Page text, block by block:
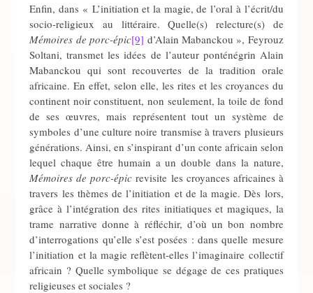
Enfin, dans « L’initiation et la magie, de l’oral à l’écrit/du
socio-religieux au littéraire. Quelle(s) relecture(s) de
Mémoires de porc-épic[9] d’Alain Mabanckou », Feyrouz
Soltani, transmet les idées de l’auteur ponténégrin Alain
Mabanckou qui sont recouvertes de la tradition orale
africaine. En effet, selon elle, les rites et les croyances du
continent noir constituent, non seulement, la toile de fond
de ses œuvres, mais représentent tout un système de
symboles d’une culture noire transmise à travers plusieurs
générations. Ainsi, en s’inspirant d’un conte africain selon
lequel chaque être humain a un double dans la nature,
Mémoires de porc-épic revisite les croyances africaines à
travers les thèmes de l’initiation et de la magie. Dès lors,
grâce à l’intégration des rites initiatiques et magiques, la
trame narrative donne à réfléchir, d’où un bon nombre
d’interrogations qu’elle s’est posées : dans quelle mesure
l’initiation et la magie reflètent-elles l’imaginaire collectif
africain ? Quelle symbolique se dégage de ces pratiques
religieuses et sociales ?